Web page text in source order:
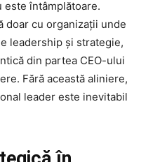
întâmplătoare.
doar cu organizații unde
leadership și strategie,
din partea CEO-ului
Fără această aliniere,
leader este inevitabil